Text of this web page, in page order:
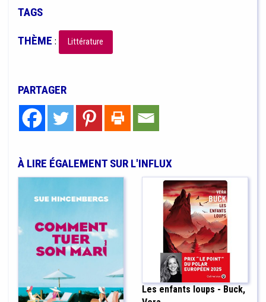
TAGS
THÈME : Littérature
PARTAGER
À LIRE ÉGALEMENT SUR L'INFLUX
Les enfants loups - Buck,